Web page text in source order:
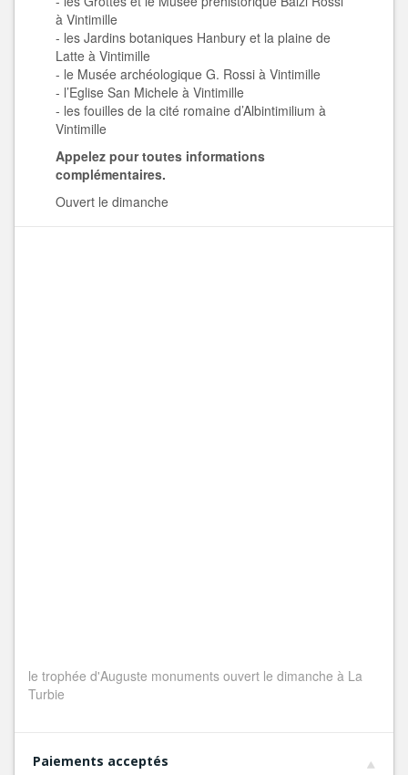
à Vintimille
- les Jardins botaniques Hanbury et la plaine de
Latte à Vintimille
- le Musée archéologique G. Rossi à Vintimille
- l’Eglise San Michele à Vintimille
- les fouilles de la cité romaine d’Albintimilium à
Vintimille
Appelez pour toutes informations
complémentaires.
Ouvert le dimanche
le trophée d'Auguste monuments ouvert le dimanche à La
Turbie
Paiements acceptés